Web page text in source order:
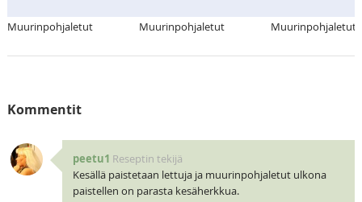
Muurinpohjaletut Muurinpohjaletut Muurinpohjaletut
Kommentit
peetu1 Reseptin tekijä
Kesällä paistetaan lettuja ja muurinpohjaletut ulkona
paistellen on parasta kesäherkkua.